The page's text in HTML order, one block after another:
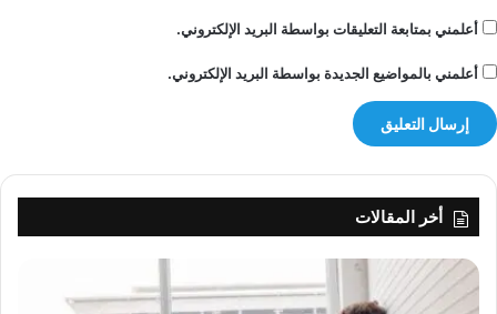
أعلمني بمتابعة التعليقات بواسطة البريد الإلكتروني.
أعلمني بالمواضيع الجديدة بواسطة البريد الإلكتروني.
أخر المقالات